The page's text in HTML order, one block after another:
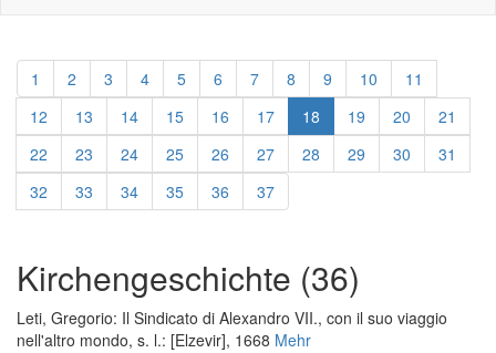
1 2 3 4 5 6 7 8 9 10
11
12
13 14 15 16 17 18 19 20
21
22
23 24 25 26 27 28 29 30
31
32
33 34 35 36 37
Kirchengeschichte (36)
Leti, Gregorio: Il Sindicato di Alexandro VII., con il suo viaggio
nell'altro mondo, s. l.: [Elzevir], 1668 Mehr